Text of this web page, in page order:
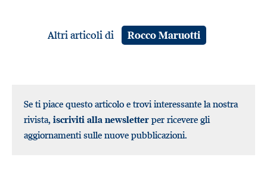
Altri articoli di Rocco Maruotti
Se ti piace questo articolo e trovi interessante la nostra
rivista, iscriviti alla newsletter per ricevere gli
aggiornamenti sulle nuove pubblicazioni.